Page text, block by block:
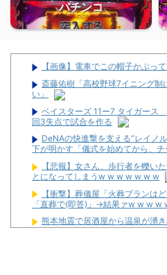
パチンコ
【画像】電車でこの帽子かぶっ
斎藤佑樹「高校野球7イニング
い」
ベイスターズ 11ー7 タイガー
回3失点で試合を作る
DeNAの快進撃を支える”レイノ
下が明かす「儀式を始めてから、チ
【悲報】女さん、歩行者を轢い
とになってしまうw w w w w w w
【衝撃】葬儀屋「火葬プランは
「直葬で(即答)」→結果ァw w w
熊本地震で居酒屋から温泉が湧